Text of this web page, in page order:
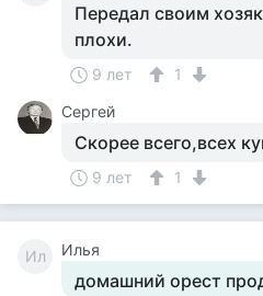
Передал своим
плохи.
9 лет
1
Сергей
Скорее всего,всех
9 лет 1
Ил Илья
домашний орест